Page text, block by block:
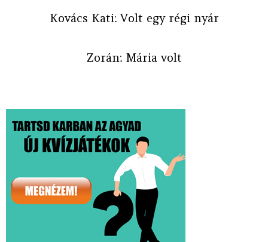
Kovács Kati: Volt egy régi nyár
Zorán: Mária volt